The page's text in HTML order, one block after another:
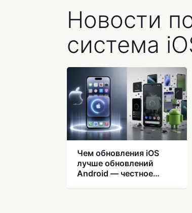
Новости
система
Чем обновления iOS
лучше обновлений
Android — честное